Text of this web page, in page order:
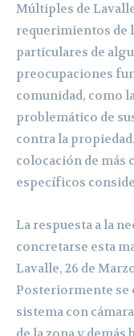
Múltiples de
requerimientos de
particulares de
preocupaciones
comunidad, como
problemático de
contra la
colocación de más
específicos
La respuesta a la
concretarse esta
Lavalle, 26 de
Posteriormente se
sistema con